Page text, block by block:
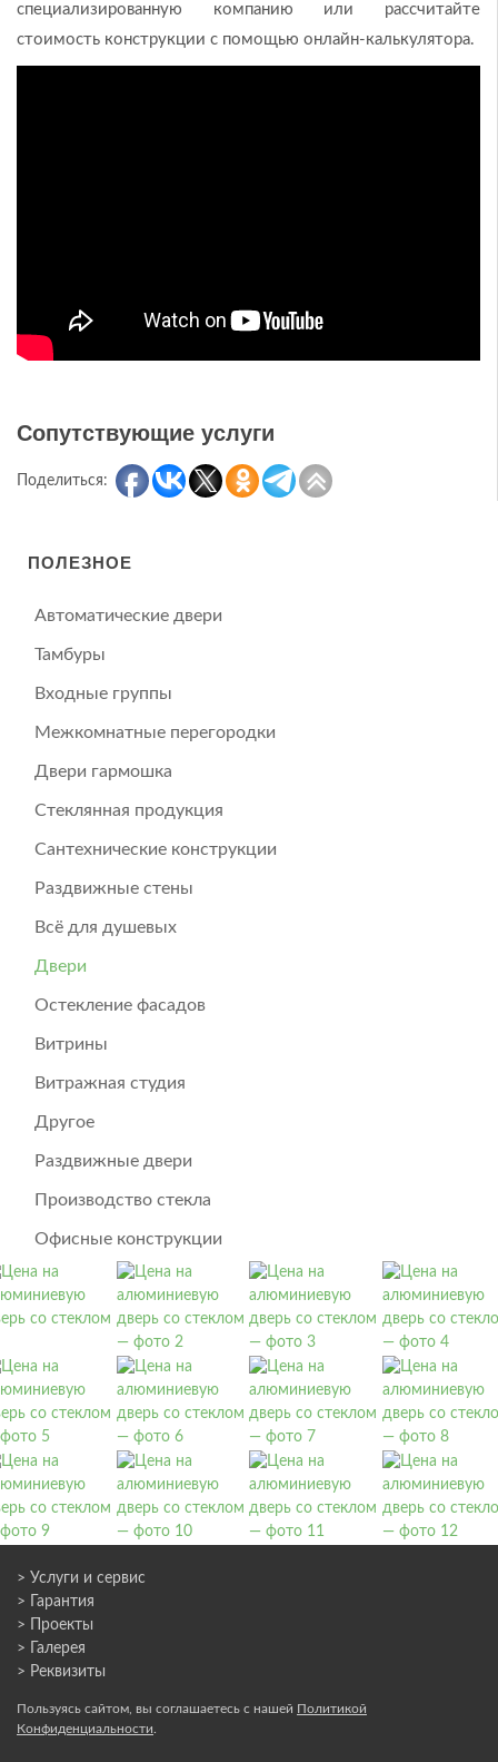
специализированную компанию или рассчитайте
стоимость конструкции с помощью онлайн-калькулятора.
Сопутствующие услуги
Поделиться:
ПОЛЕЗНОЕ
Автоматические двери
Тамбуры
Входные группы
Межкомнатные перегородки
Двери гармошка
Стеклянная продукция
Сантехнические конструкции
Раздвижные стены
Всё для душевых
Двери
Остекление фасадов
Витрины
Витражная студия
Другое
Раздвижные двери
Производство стекла
Офисные конструкции
> Услуги и сервис
> Гарантия
> Проекты
> Галерея
> Реквизиты
Пользуясь сайтом, вы соглашаетесь с нашей Политикой
Конфиденциальности